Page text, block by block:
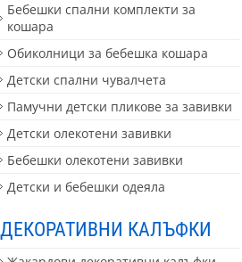
Бебешки спални комплекти за
кошара
Обиколници за бебешка кошара
Детски спални чувалчета
Памучни детски пликове за завивки
Детски олекотени завивки
Бебешки олекотени завивки
Детски и бебешки одеяла
ДЕКОРАТИВНИ КАЛЪФКИ